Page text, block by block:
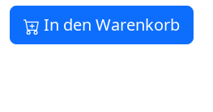
In den Warenkorb